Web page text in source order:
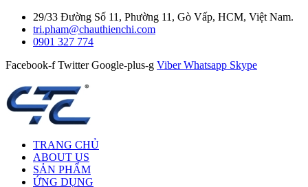
29/33 Đường Số 11, Phường 11, Gò Vấp, HCM, Việt Nam.
tri.pham@chauthienchi.com
0901 327 774
Facebook-f Twitter Google-plus-g Viber Whatsapp Skype
TRANG CHỦ
ABOUT US
SẢN PHẨM
ỨNG DỤNG